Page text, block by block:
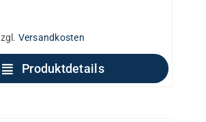
Versandkosten
Produktdetails